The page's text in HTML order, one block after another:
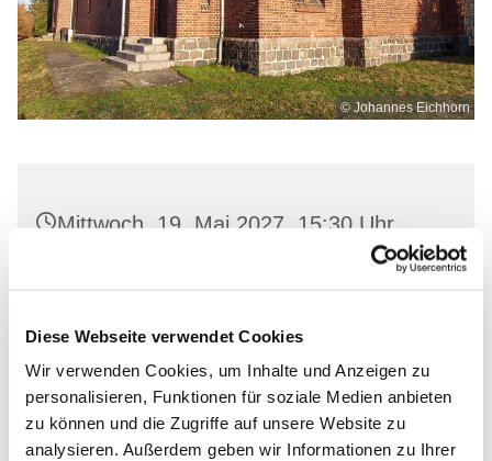
Diese Webseite verwendet Cookies
Wir verwenden Cookies, um Inhalte und Anzeigen zu
personalisieren, Funktionen für soziale Medien anbieten
zu können und die Zugriffe auf unsere Website zu
analysieren. Außerdem geben wir Informationen zu Ihrer
© Johannes Eichhorn
Mittwoch, 19. Mai 2027, 15:30 Uhr